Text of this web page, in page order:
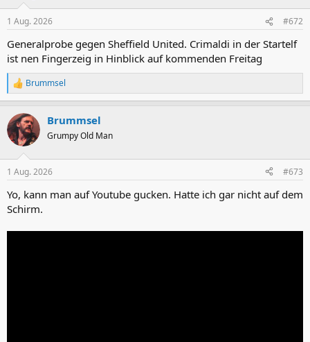
1 Aug. 2026 #672
Generalprobe gegen Sheffield United. Crimaldi in der Startelf
ist nen Fingerzeig in Hinblick auf kommenden Freitag
R
e
k
t
i
e
:
Brummsel
Brummsel
Grumpy Old Man
1 Aug. 2026 #673
Yo, kann man auf Youtube gucken. Hatte ich gar nicht auf dem
Schirm.